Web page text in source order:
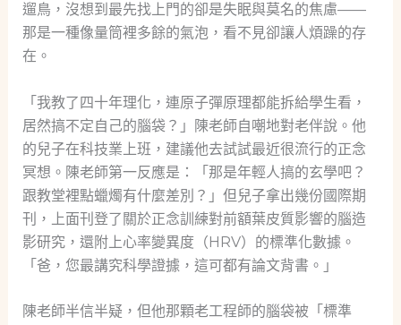
遛鳥，沒想到最先找上門的卻是失眠與莫名的焦慮——
那是一種像量筒裡多餘的氣泡，看不見卻讓人煩躁的存
在。
「我教了四十年理化，連原子彈原理都能拆給學生看，
居然搞不定自己的腦袋？」陳老師自嘲地對老伴說。他
的兒子在科技業上班，建議他去試試最近很流行的正念
冥想。陳老師第一反應是：「那是年輕人搞的玄學吧？
跟教堂裡點蠟燭有什麼差別？」但兒子拿出幾份國際期
刊，上面刊登了關於正念訓練對前額葉皮質影響的腦造
影研究，還附上心率變異度（HRV）的標準化數據。
「爸，您最講究科學證據，這可都有論文背書。」
陳老師半信半疑，但他那顆老工程師的腦袋被「標準